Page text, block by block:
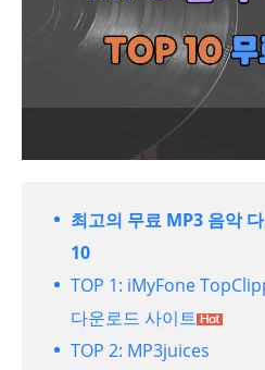
최고의 무료 MP3 음악
10
TOP 1: iMyFone
다운로드 사이트
TOP 2: MP3juices